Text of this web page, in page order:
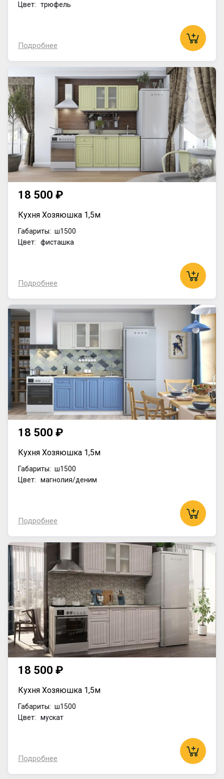
Цвет: трюфель
Подробнее
18 500 ₽
Кухня Хозяюшка 1,5м
Габариты: ш1500
Цвет: фисташка
Подробнее
18 500 ₽
Кухня Хозяюшка 1,5м
Габариты: ш1500
Цвет: магнолия/деним
Подробнее
18 500 ₽
Кухня Хозяюшка 1,5м
Габариты: ш1500
Цвет: мускат
Подробнее